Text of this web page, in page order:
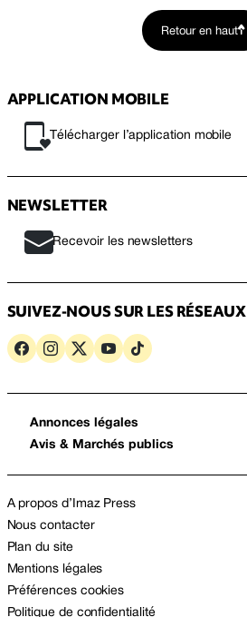
Retour en haut
APPLICATION MOBILE
Télécharger l’application mobile
NEWSLETTER
Recevoir les newsletters
SUIVEZ-NOUS SUR LES RÉSEAUX
Annonces légales
Avis & Marchés publics
A propos d’Imaz Press
Nous contacter
Plan du site
Mentions légales
Préférences cookies
Politique de confidentialité